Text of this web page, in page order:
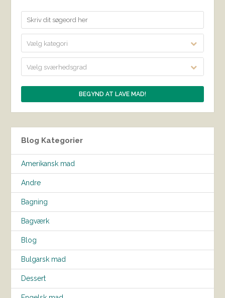
Vælg kategori
Vælg sværhedsgrad
Blog Kategorier
Amerikansk mad
Andre
Bagning
Bagværk
Blog
Bulgarsk mad
Dessert